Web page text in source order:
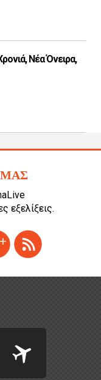
Νέα Όνειρα,
εξελίξεις.